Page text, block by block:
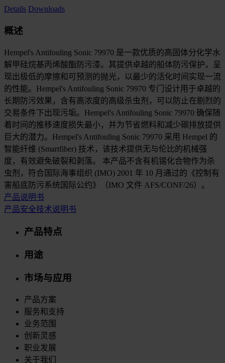
Details Downloads
概述
Hempel's Antifouling Sonic 79970 是一款优质的高固体分化学水
解甲硅烷基丙烯酸酯防污漆。其提供卓越的船体防污保护，呈
现出极低的摩擦和可预测的抛光，以最少的活化时间实现一流
的性能。Hempel's Antifouling Sonic 79970 专门设计用于卓越的
长期防污效果，含有高浓度的高级杀虫剂，可以防止在剧烈的
交易条件下出现污垢。Hempel's Antifouling Sonic 79970 确保随
着时间的推移速度损失最小，并为节省燃料和减少碳排放提供
巨大的潜力。Hempel's Antifouling Sonic 79970 采用 Hempel 的
智能纤维 (Smartfiber) 技术，该技术提供无与伦比的机械强
度，有效避免破裂和剥落。 本产品不含有机锡化合物作为杀
虫剂，符合国际海事组织 (IMO) 2001 年 10 月通过的《控制有
害船底防污系统国际公约》（IMO 文件 AFS/CONF/26）。
产品说明书
产品安全技术说明书
产品特点
用途
市场与应用
产品方案
服务和支持
业务范围
创新灵感
职业发展
关于我们